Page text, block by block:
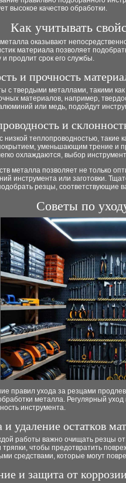
высокое качество обработки.
Как учитывать
оказывают
материала позволяет
и продлит срок его службы.
и прочность
с твердыми металлами, такими
материалов, например,
алюминий или медь, подойдут
и
низкой теплопроводностью, такие
уменьшающим трение и
охлаждаются, выбор
металла позволяет не только
инструмента или заготовки.
резцы, соответствующие
Советы по
правил ухода за резцами
металла. Регулярный
инструмента.
и удаление остатков
работы важно очищать резцы от
чтобы предотвратить
средствами, которые могут
и защита от коррозии